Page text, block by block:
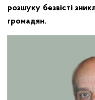
розшуку безвісті
громадян.